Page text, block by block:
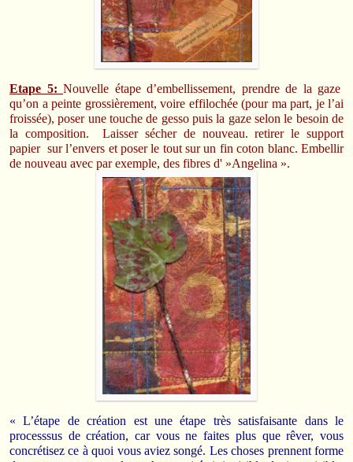
Etape 5: Nouvelle étape d’embellissement, prendre de la gaze
qu’on a peinte grossièrement, voire effilochée (pour ma part, je l’ai
froissée), poser une touche de gesso puis la gaze selon le besoin de
la composition. Laisser sécher de nouveau. retirer le support
papier sur l’envers et poser le tout sur un fin coton blanc. Embellir
de nouveau avec par exemple, des fibres d' »Angelina ».
« L’étape de création est une étape très satisfaisante dans le
processsus de création, car vous ne faites plus que rêver, vous
concrétisez ce à quoi vous aviez songé. Les choses prennent forme